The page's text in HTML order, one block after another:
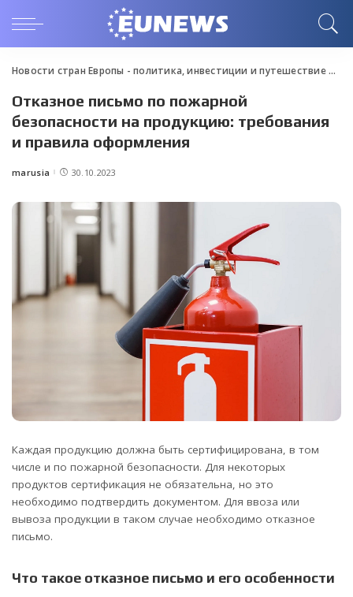
Новости стран Европы - политика, инвестиции и путешествие>
Отказное письмо по пожарной
безопасности на продукцию: требования
и правила оформления
Posted
marusia 30.10.2023
Каждая продукцию должна быть сертифицирована, в том
числе и по пожарной безопасности. Для некоторых
продуктов сертификация не обязательна, но это
необходимо подтвердить документом. Для ввоза или
вывоза продукции в таком случае необходимо отказное
письмо.
Что такое отказное письмо и его особенности